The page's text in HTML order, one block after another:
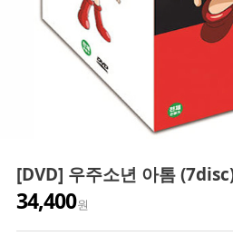
[DVD] 우주소년 아톰
34,400원